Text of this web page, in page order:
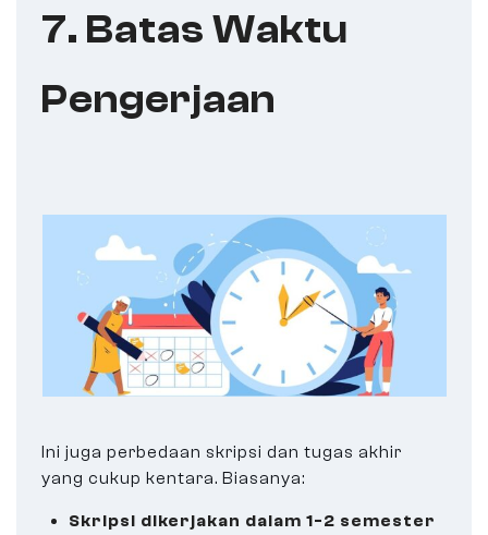
7. Batas Waktu
Pengerjaan
Ini juga perbedaan skripsi dan tugas akhir
yang cukup kentara. Biasanya:
Skripsi dikerjakan dalam 1-2 semester